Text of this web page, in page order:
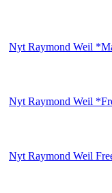
Nyt Raymond Weil
Nyt Raymond Weil
Nyt Raymond Weil